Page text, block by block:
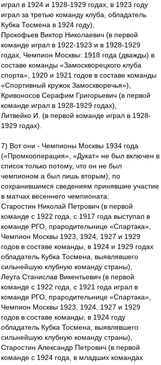
играл в 1924 и 1928-1929 годах, в 1923 году
играл за третью команду клуба, обладатель
Кубка Тосмена в 1924 году),
Прокофьев Виктор Николаевич (в первой
команде играл в 1922-1923 и в 1928-1929
годах, Чемпион Москвы: 1918 года (дважды) в
составе команды «Замоскворецкого клуба
спорта», 1920 и 1921 годов в составе команды
«Спортивный кружок Замоскворечья»),
Кривоносов Серафим Григорьевич (в первой
команде играл в 1928-1929 годах),
Литвейко И. (в первой команде играл в 1928-
1929 годах).
7) Вот они - Чемпионы Москвы 1934 года
(«Промкооперация», «Дукат» не был включен в
список только потому, что он не был
чемпионом а был лишь вторым), по
сохранившимся сведениям принявшие участие
в матчах весеннего чемпионата:
Старостин Николай Петрович (в первой
команде с 1922 года, с 1917 года выступал в
команде РГО, прародительнице «Спартака»,
Чемпион Москвы 1923, 1924, 1927 и 1929
годов в составе команды, в 1924 и 1929 годах
обладатель Кубка Тосмена, выявлявшего
сильнейшую клубную команду страны),
Леута Станислав Викентьевич (в первой
команде с 1922 года, с 1921 года играл в
команде РГО, прародительнице «Спартака»,
Чемпион Москвы 1923, 1924, 1927 и 1929
годов в составе команды, в 1924 году
обладатель Кубка Тосмена, выявлявшего
сильнейшую клубную команду страны),
Старостин Александр Петрович (в первой
команде с 1924 года, в младших командах